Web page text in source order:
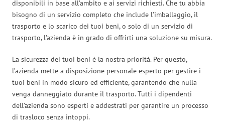
disponibili in base all’ambito e ai servizi richiesti. Che tu abbia
bisogno di un servizio completo che include l’imballaggio, il
trasporto e lo scarico dei tuoi beni, o solo di un servizio di
trasporto, l’azienda è in grado di offrirti una soluzione su misura.
La sicurezza dei tuoi beni è la nostra priorità. Per questo,
l’azienda mette a disposizione personale esperto per gestire i
tuoi beni in modo sicuro ed efficiente, garantendo che nulla
venga danneggiato durante il trasporto. Tutti i dipendenti
dell’azienda sono esperti e addestrati per garantire un processo
di trasloco senza intoppi.